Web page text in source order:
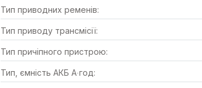
Тип приводних ременів:
Тип приводу трансмісії:
Тип причіпного пристрою:
Тип, ємність АКБ А∙год: